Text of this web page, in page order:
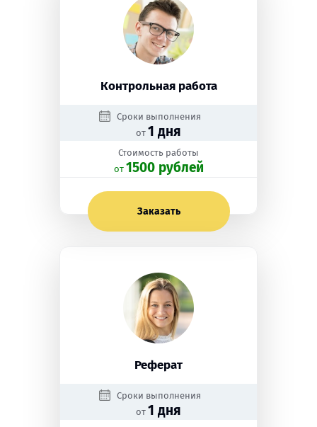
Контрольная работа
Сроки выполнения
от 1 дня
Стоимость работы
oт 1500 рублей
Заказать
Реферат
Сроки выполнения
от 1 дня